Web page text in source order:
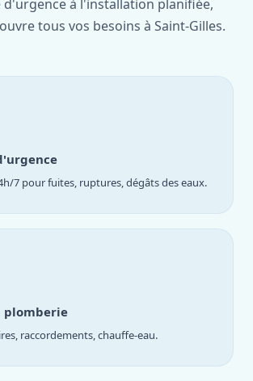
d'urgence à l'installation planifiée,
tous vos besoins à Saint-Gilles.
7 pour fuites, ruptures, dégâts des eaux.
raccordements, chauffe-eau.